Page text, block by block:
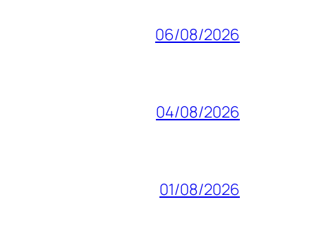
06/08/2026
04/08/2026
01/08/2026